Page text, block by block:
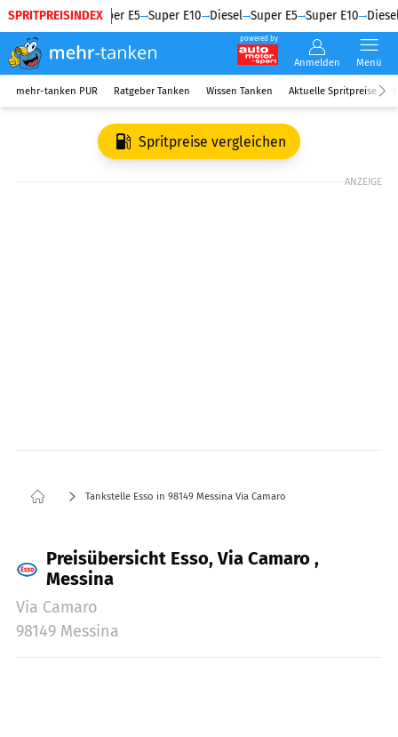
SPRITPREISINDEX
Diesel Super E5 Super E10 Diesel Super E5 Super E10 Diesel
powered by
Anmelden Menü
mehr-tanken PUR Ratgeber Tanken Wissen Tanken Aktuelle Spritpreise
Spritpreise vergleichen
ANZEIGE
Tankstelle Esso in 98149 Messina Via Camaro
Preisübersicht Esso, Via Camaro ,
Messina
Via Camaro
98149 Messina